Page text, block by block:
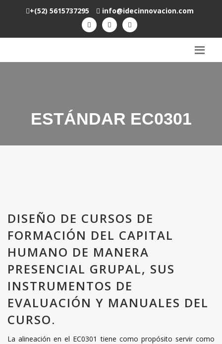
+(52) 5615737295 info@idecinnovacion.com
ESTÁNDAR EC0301
DISEÑO DE CURSOS DE
FORMACIÓN DEL CAPITAL
HUMANO DE MANERA
PRESENCIAL GRUPAL, SUS
INSTRUMENTOS DE
EVALUACIÓN Y MANUALES DEL
CURSO.
La alineación en el EC0301 tiene como propósito servir como